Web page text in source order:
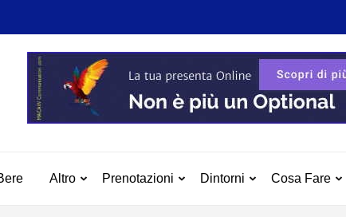
e Dintorni
Altro Prenotazioni Dintorni Cosa Fare